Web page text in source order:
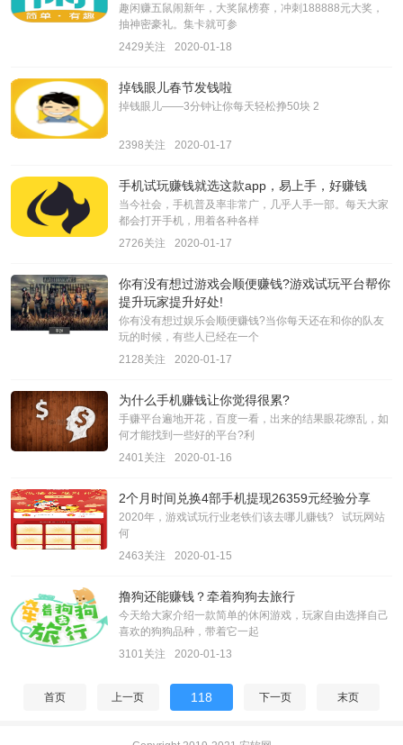
趣闲赚五鼠闹新年，大奖鼠榜赛，冲刺188888元大奖，
抽神密豪礼。集卡就可参
2429关注
2020-01-18
掉钱眼儿春节发钱啦
掉钱眼儿——3分钟让你每天轻松挣50块 2
2398关注 2020-01-17
手机试玩赚钱就选这款app，易上手，好赚钱
当今社会，手机普及率非常广，几乎人手一部。每天大家
都会打开手机，用着各种各样
2726关注
2020-01-17
你有没有想过游戏会顺便赚钱?游戏试玩平台帮你
提升玩家提升好处!
你有没有想过娱乐会顺便赚钱?当你每天还在和你的队友
玩的时候，有些人已经在一个
2128关注
2020-01-17
为什么手机赚钱让你觉得很累?
手赚平台遍地开花，百度一看，出来的结果眼花缭乱，如
何才能找到一些好的平台?利
2401关注
2020-01-16
2个月时间兑换4部手机提现26359元经验分享
2020年，游戏试玩行业老铁们该去哪儿赚钱? 试玩网站
何
2463关注
2020-01-15
撸狗还能赚钱？牵着狗狗去旅行
今天给大家介绍一款简单的休闲游戏，玩家自由选择自己
喜欢的狗狗品种，带着它一起
3101关注
2020-01-13
首页 上一页 118 下一页 末页